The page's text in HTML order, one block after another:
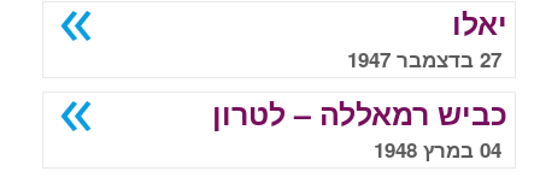
יאלו
27 בדצמבר 1947
כביש רמאללה – לטרון
04 במרץ 1948